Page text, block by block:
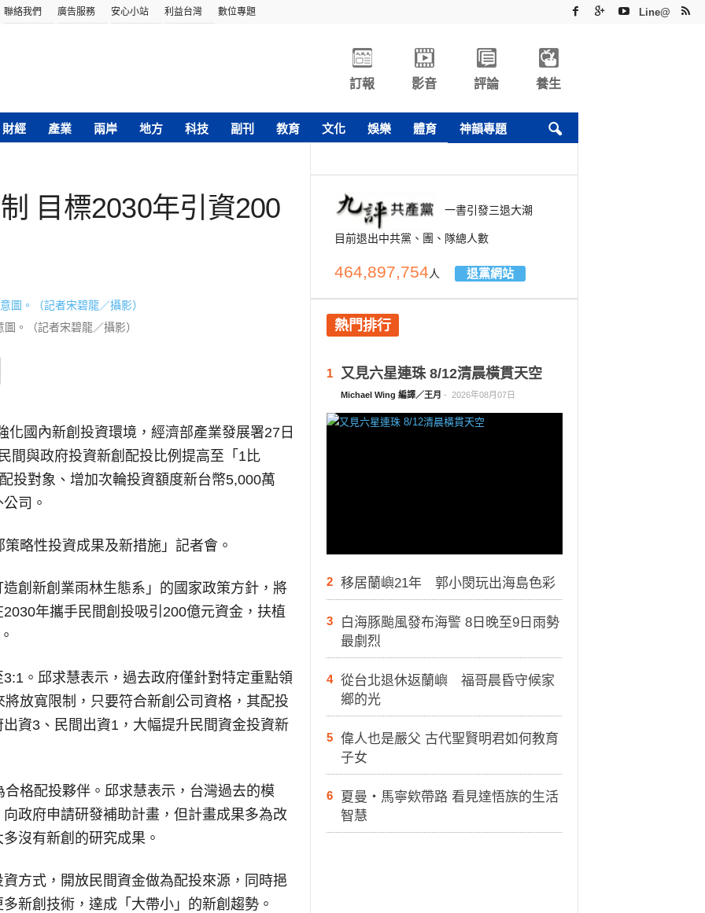
聯絡我們 廣告服務 安心小站 利益台灣 數位專題 Line@
訂報 影音 評論 養生
財經 產業 兩岸 地方 科技 副刊 教育 文化 娛樂 體育 神韻專題
目標2030年引資200
。（記者宋碧龍／攝影）
化國內新創投資環境，經濟部產業發展署27日
間與政府投資新創配投比例提高至「1比
投對象、增加次輪投資額度新台幣5,000萬
司。
略性投資成果及新措施」記者會。
創新創業雨林生態系」的國家政策方針，將
年攜手民間創投吸引200億元資金，扶植
。邱求慧表示，過去政府僅針對特定重點領
放寬限制，只要符合新創公司資格，其配投
資3、民間出資1，大幅提升民間資金投資新
格配投夥伴。邱求慧表示，台灣過去的模
政府申請研發補助計畫，但計畫成果多為改
沒有新創的研究成果。
方式，開放民間資金做為配投來源，同時挹
新創技術，達成「大帶小」的新創趨勢。
一書引發三退大潮
目前退出中共黨、團、隊總人數
464,897,754人 退黨網站
熱門排行
1 又見六星連珠 8/12清晨橫貫天空
Michael Wing 編譯／王月 - 2026年08月07日
2 移居蘭嶼21年 郭小閔玩出海島色彩
3
白海豚颱風發布海警 8日晚至9日雨勢
最劇烈
4
從台北退休返蘭嶼 福哥晨昏守候家
鄉的光
5
偉人也是嚴父 古代聖賢明君如何教育
子女
6
夏曼・馬寧欸帶路 看見達悟族的生活
智慧